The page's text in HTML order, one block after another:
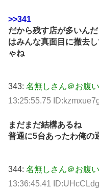
>>341
だから残す店が多いん
はみんな真面目に撤去
ゃね
343: 名無しさん＠お腹い
13:25:55.75
まだまだ結構あるね
普通に5台あったわ俺の
344: 名無しさん＠お腹い
13:36:45.41